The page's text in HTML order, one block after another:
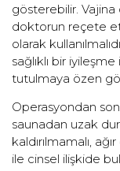
gösterebilir. Vajina
doktorun reçete
olarak
sağlıklı bir
tutulmaya özen
Operasyondan
saunadan uzak
kaldırılmamalı,
ile cinsel ilişkide